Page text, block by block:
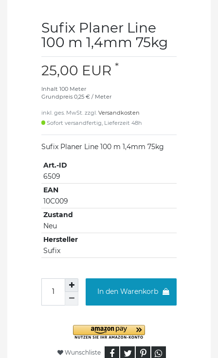
Sufix Planer Line
100 m 1,4mm 75kg
25,00 EUR *
Inhalt 100 Meter
Grundpreis 0,25 € / Meter
inkl. ges. MwSt. zzgl. Versandkosten
Sofort versandfertig, Lieferzeit 48h
Sufix Planer Line 100 m 1,4mm 75kg
Art.-ID
6509
EAN
10C009
Zustand
Neu
Hersteller
Sufix
In den Warenkorb
Wunschliste